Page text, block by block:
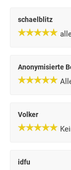
schaelblitz
Anonymisierte
Volker
idfu